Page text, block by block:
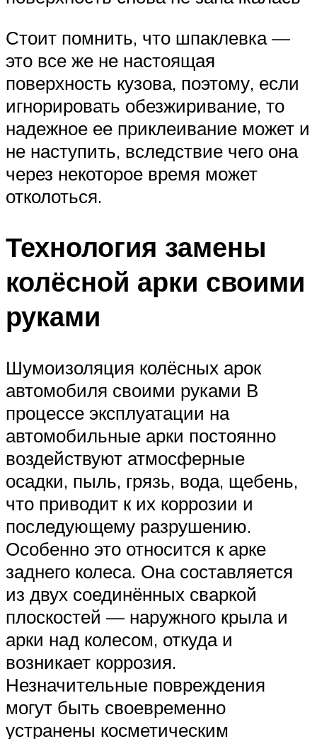
Стоит помнить, что шпаклевка —
это все же не настоящая
поверхность кузова, поэтому, если
игнорировать обезжиривание, то
надежное ее приклеивание может и
не наступить, вследствие чего она
через некоторое время может
отколоться.
Технология замены
колёсной арки своими
руками
Шумоизоляция колёсных арок
автомобиля своими руками В
процессе эксплуатации на
автомобильные арки постоянно
воздействуют атмосферные
осадки, пыль, грязь, вода, щебень,
что приводит к их коррозии и
последующему разрушению.
Особенно это относится к арке
заднего колеса. Она составляется
из двух соединённых сваркой
плоскостей — наружного крыла и
арки над колесом, откуда и
возникает коррозия.
Незначительные повреждения
могут быть своевременно
устранены косметическим